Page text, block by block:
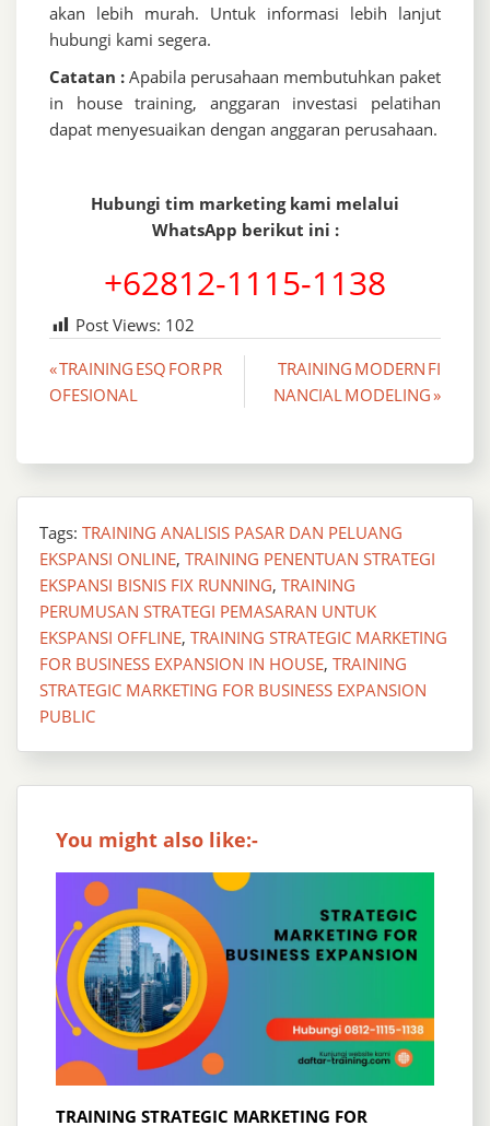
akan lebih murah. Untuk informasi lebih lanjut
hubungi kami segera.
Catatan : Apabila perusahaan membutuhkan paket
in house training, anggaran investasi pelatihan
dapat menyesuaikan dengan anggaran perusahaan.
Hubungi tim marketing kami melalui
WhatsApp berikut ini :
+62812-1115-1138
Post Views: 102
Post
navigation
« TRAINING ESQ FOR PR
OFESIONAL
TRAINING MODERN FI
NANCIAL MODELING »
Tags: TRAINING ANALISIS PASAR DAN PELUANG
EKSPANSI ONLINE, TRAINING PENENTUAN STRATEGI
EKSPANSI BISNIS FIX RUNNING, TRAINING
PERUMUSAN STRATEGI PEMASARAN UNTUK
EKSPANSI OFFLINE, TRAINING STRATEGIC MARKETING
FOR BUSINESS EXPANSION IN HOUSE, TRAINING
STRATEGIC MARKETING FOR BUSINESS EXPANSION
PUBLIC
You might also like:-
TRAINING STRATEGIC MARKETING FOR